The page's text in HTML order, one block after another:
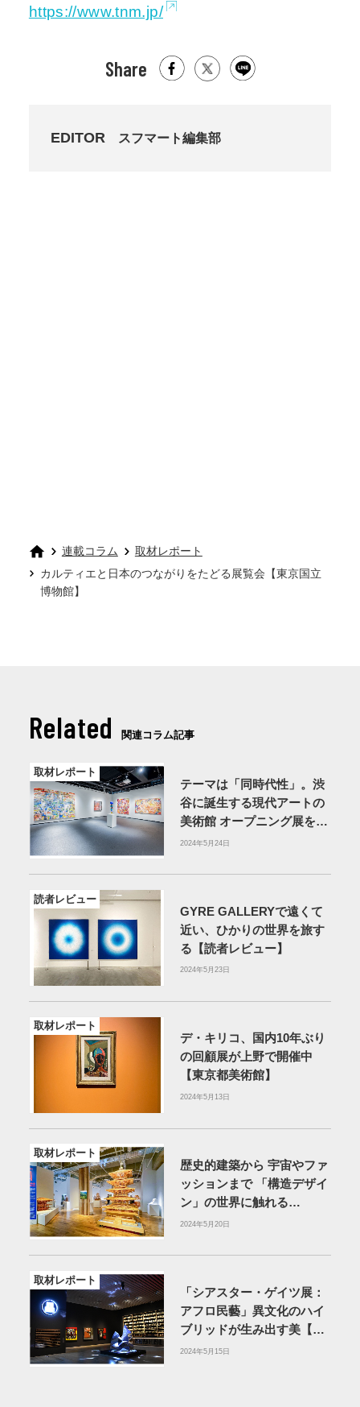
https://www.tnm.jp/
Share
EDITOR スフマート編集部
連載コラム
取材レポート
カルティエと日本のつながりをたどる展覧会【東京国立
博物館】
Related 関連コラム記事
取材レポート
テーマは「同時代性」。渋
谷に誕生する現代アートの
美術館 オープニング展をレ
ポート【UESHIMA
2024年5月24日
読者レビュー
GYRE GALLERYで遠くて
近い、ひかりの世界を旅す
る【読者レビュー】
2024年5月23日
取材レポート
デ・キリコ、国内10年ぶり
の回顧展が上野で開催中
【東京都美術館】
2024年5月13日
取材レポート
歴史的建築から 宇宙やファ
ッションまで 「構造デザイ
ン」の世界に触れる
【WHAT MUSEUM】
2024年5月20日
取材レポート
「シアスター・ゲイツ展：
アフロ民藝」異文化のハイ
ブリッドが生み出す美【森
美術館】
2024年5月15日